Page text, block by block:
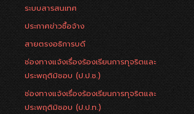
ระบบสารสนเทศ
ประกาศข่าวซื้อจ้าง
สายตรงอธิการบดี
ช่องทางแจ้งเรื่องร้องเรียนการทุจริตและ
ประพฤติมิชอบ (ป.ป.ช.)
ช่องทางแจ้งเรื่องร้องเรียนการทุจริตและ
ประพฤติมิชอบ (ป.ป.ท.)